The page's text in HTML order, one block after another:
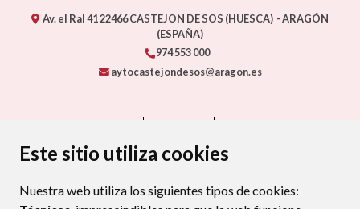
Este sitio utiliza cookies
Nuestra web utiliza los siguientes tipos de cookies:
Av. el Ral 4122466CASTEJON DE SOS (HUESCA) - ARAGÓN
(ESPAÑA)
974 553 000
aytocastejondesos@aragon.es
PROTECCIÓN DE DATOS
POLÍTICA DE COOKIES